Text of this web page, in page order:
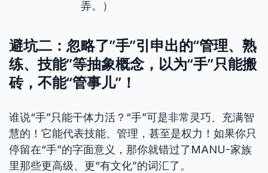
弄。）
避坑二：忽略了”手”引申出的“管理、熟
练、技能”等抽象概念，以为“手”只能搬
砖，不能“管事儿”！
谁说“手”只能干体力活？“手”可是非常灵巧、充满智
慧的！它能代表技能、管理，甚至是权力！如果你只
停留在“手”的字面意义，那你就错过了MANU-家族
里那些更高级、更“有文化”的词汇了。